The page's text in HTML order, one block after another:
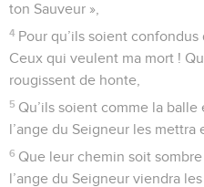
ton Sauveur »,
4 Pour qu’ils soient
Ceux qui veulent ma mort !
rougissent de honte,
5 Qu’ils soient comme la
l’ange du Seigneur les mettra
6 Que leur chemin soit
l’ange du Seigneur viendra